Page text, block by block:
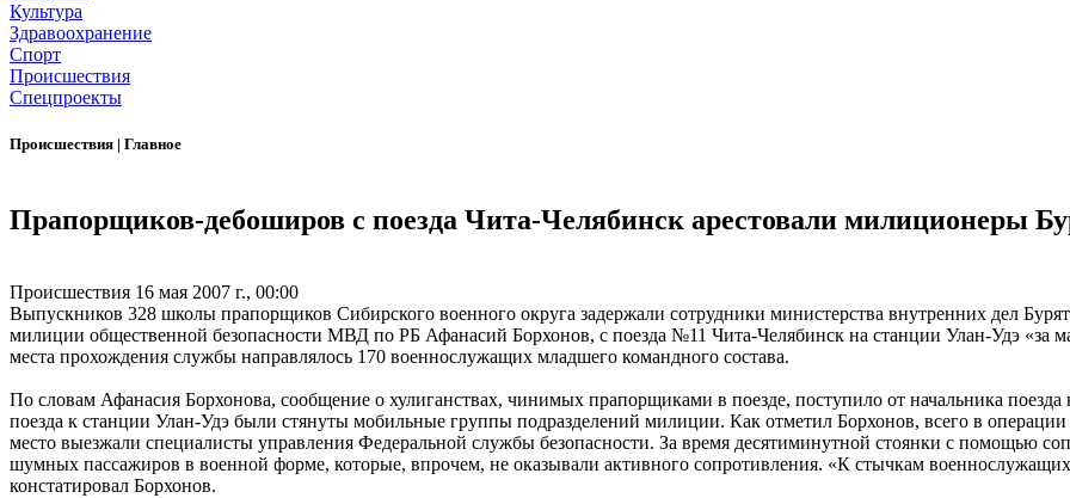
Культура
Здравоохранение
Спорт
Происшествия
Спецпроекты
Происшествия | Главное
Прапорщиков-дебоширов с поезда Чита-Челябинск арестовали милиционеры
Происшествия 16 мая 2007 г., 00:00
Выпускников 328 школы прапорщиков Сибирского военного округа задержали сотрудники министерства внутренних дел
милиции общественной безопасности МВД по РБ Афанасий Борхонов, с поезда №11 Чита-Челябинск на станции Улан-Удэ «за
места прохождения службы направлялось 170 военнослужащих младшего командного состава.
По словам Афанасия Борхонова, сообщение о хулиганствах, чинимых прапорщиками в поезде, поступило от начальника
поезда к станции Улан-Удэ были стянуты мобильные группы подразделений милиции. Как отметил Борхонов, всего в операции
место выезжали специалисты управления Федеральной службы безопасности. За время десятиминутной стоянки с помощью
шумных пассажиров в военной форме, которые, впрочем, не оказывали активного сопротивления. «К стычкам
констатировал Борхонов.